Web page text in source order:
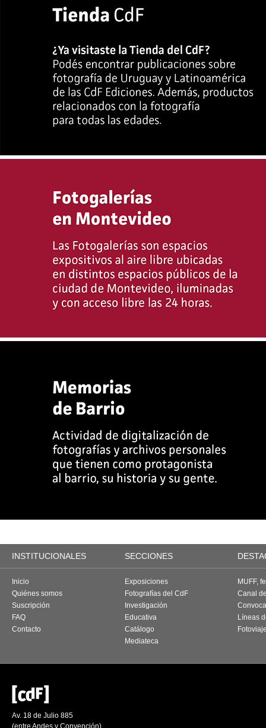
INSTITUCIONALES SECCIONES
Inicio
Quiénes somos
Suscripción
FAQ
Contacto
Exposiciones
Fotografías del CdF
Investigación
Educativa
Catálogo
Mediateca
MUFF,
Canal
Líneas
Av. 18 de Julio 885
(entre Andes y Convención)